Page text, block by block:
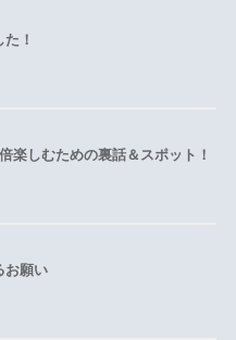
！
楽しむための裏話＆スポット！
お願い